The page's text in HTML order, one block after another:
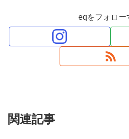
eqをフォロー
関連記事